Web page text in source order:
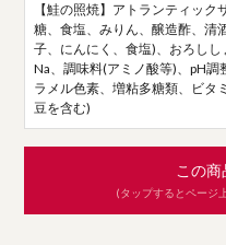
【鮭の照焼】アトランティッ
糖、食塩、みりん、醸造酢、清
子、にんにく、食塩)、おろし
Na、調味料(アミノ酸等)、pH調
ラメル色素、増粘多糖類、ビタ
豆を含む)
この
(タップするとページ